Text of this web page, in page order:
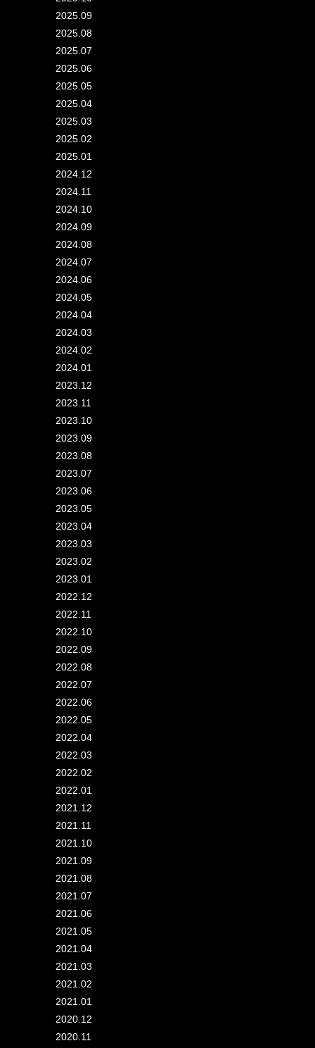
2025.09
2025.08
2025.07
2025.06
2025.05
2025.04
2025.03
2025.02
2025.01
2024.12
2024.11
2024.10
2024.09
2024.08
2024.07
2024.06
2024.05
2024.04
2024.03
2024.02
2024.01
2023.12
2023.11
2023.10
2023.09
2023.08
2023.07
2023.06
2023.05
2023.04
2023.03
2023.02
2023.01
2022.12
2022.11
2022.10
2022.09
2022.08
2022.07
2022.06
2022.05
2022.04
2022.03
2022.02
2022.01
2021.12
2021.11
2021.10
2021.09
2021.08
2021.07
2021.06
2021.05
2021.04
2021.03
2021.02
2021.01
2020.12
2020.11